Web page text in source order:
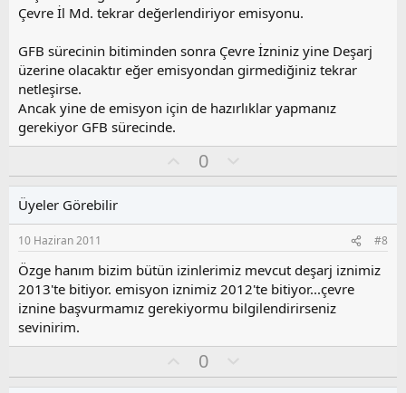
Çevre İl Md. tekrar değerlendiriyor emisyonu.
GFB sürecinin bitiminden sonra Çevre İzniniz yine Deşarj
üzerine olacaktır eğer emisyondan girmediğiniz tekrar
netleşirse.
Ancak yine de emisyon için de hazırlıklar yapmanız
gerekiyor GFB sürecinde.
y
0
l
s
u
z
o
y
a
Üyeler Görebilir
10 Haziran 2011 #8
Özge hanım bizim bütün izinlerimiz mevcut deşarj iznimiz
2013'te bitiyor. emisyon iznimiz 2012'te bitiyor...çevre
iznine başvurmamız gerekiyormu bilgilendirirseniz
sevinirim.
y
0
l